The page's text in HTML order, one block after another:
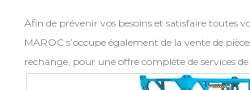
Afin de prévenir vos besoins et satisfaire toutes
MAROC s’occupe également de la vente de
rechange, pour une offre complète de services